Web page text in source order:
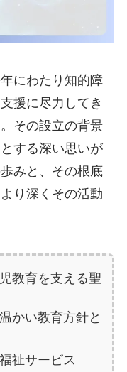
にわたり知的障
援に尽力してき
その設立の背景
する深い思いが
みと、その根底
り深くその活動
教育を支える聖
かい教育方針と
祉サービス